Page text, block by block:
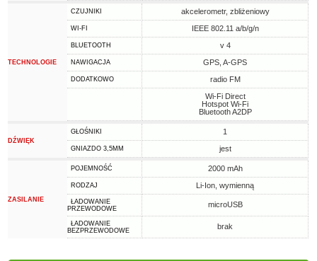
TECHNOLOGIE
CZUJNIKI akcelerometr, zbliżeniowy
WI-FI IEEE 802.11 a/b/g/n
BLUETOOTH v 4
NAWIGACJA GPS, A-GPS
DODATKOWO
radio FM
Wi-Fi Direct
Hotspot Wi-Fi
Bluetooth A2DP
DŹWIĘK
GŁOŚNIKI 1
GNIAZDO 3,5MM jest
ZASILANIE
POJEMNOŚĆ 2000 mAh
RODZAJ Li-Ion, wymienną
ŁADOWANIE
PRZEWODOWE
microUSB
ŁADOWANIE
BEZPRZEWODOWE
brak